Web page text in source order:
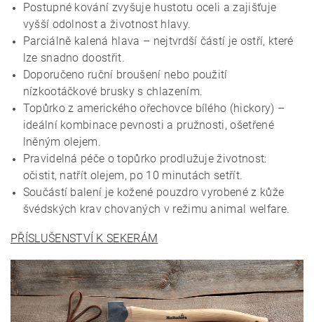
Postupné kování zvyšuje hustotu oceli a zajišťuje
vyšší odolnost a životnost hlavy.
Parciálně kalená hlava – nejtvrdší částí je ostří, které
lze snadno doostřit.
Doporučeno ruční broušení nebo použití
nízkootáčkové brusky s chlazením.
Topůrko z amerického ořechovce bílého (hickory) –
ideální kombinace pevnosti a pružnosti, ošetřené
lněným olejem.
Pravidelná péče o topůrko prodlužuje životnost:
očistit, natřít olejem, po 10 minutách setřít.
Součástí balení je kožené pouzdro vyrobené z kůže
švédských krav chovaných v režimu animal welfare.
PŘÍSLUŠENSTVÍ K SEKERÁM